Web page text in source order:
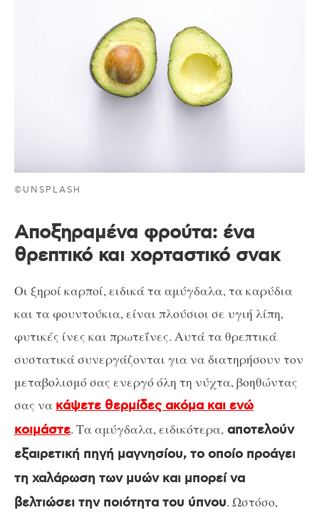
©UNSPLASH
Αποξηραμένα φρούτα: ένα
θρεπτικό και χορταστικό σνακ
Οι ξηροί καρποί, ειδικά τα αμύγδαλα, τα καρύδια
και τα φουντούκια, είναι πλούσιοι σε υγιή λίπη,
φυτικές ίνες και πρωτεΐνες. Αυτά τα θρεπτικά
συστατικά συνεργάζονται για να διατηρήσουν τον
μεταβολισμό σας ενεργό όλη τη νύχτα, βοηθώντας
σας να κάψετε θερμίδες ακόμα και ενώ
κοιμάστε. Τα αμύγδαλα, ειδικότερα, αποτελούν
εξαιρετική πηγή μαγνησίου, το οποίο προάγει
τη χαλάρωση των μυών και μπορεί να
βελτιώσει την ποιότητα του ύπνου. Ωστόσο,